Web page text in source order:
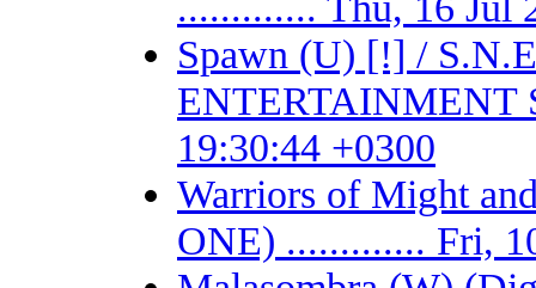
Spawn (U) [!] /
ENTERTAINMENT
19:30:44 +0300
Warriors of Might
ONE) ............. Fri,